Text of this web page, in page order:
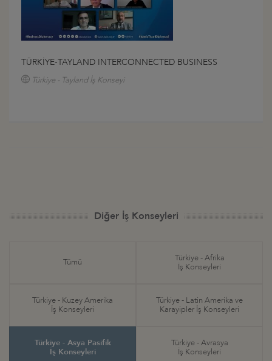
TÜRKİYE-TAYLAND INTERCONNECTED BUSINESS
Türkiye - Tayland İş Konseyi
Diğer İş Konseyleri
Tümü
Türkiye - Afrika
İş Konseyleri
Türkiye - Kuzey Amerika
İş Konseyleri
Türkiye - Latin Amerika ve
Karayipler İş Konseyleri
Türkiye - Asya Pasifik
İş Konseyleri
Türkiye - Avrasya
İş Konseyleri